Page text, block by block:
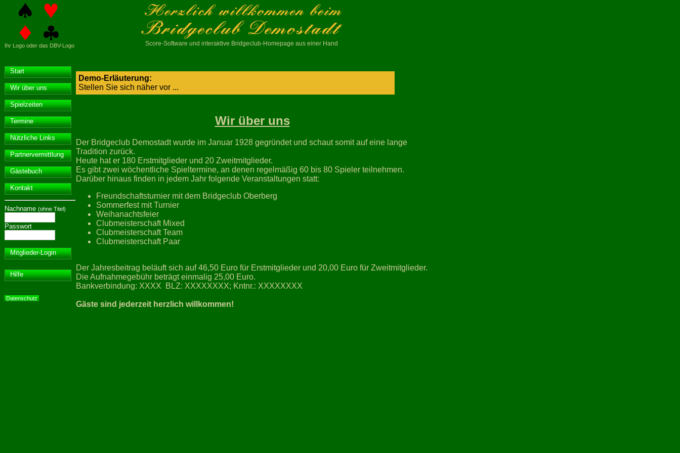
Ihr Logo oder das DBV-Logo Score-Software und interaktive Bridgeclub-Homepage aus einer Hand
Start
Wir über uns
Spielzeiten
Termine
Nützliche Links
Partnervermittlung
Gästebuch
Kontakt
Nachname (ohne Titel)
Passwort
Mitglieder-Login
Hilfe
Datenschutz
Demo-Erläuterung:
Stellen Sie sich näher vor ...
Wir über uns
Der Bridgeclub Demostadt wurde im Januar 1928 gegründet und schaut somit auf eine lange
Tradition zurück.
Heute hat er 180 Erstmitglieder und 20 Zweitmitglieder.
Es gibt zwei wöchentliche Spieltermine, an denen regelmäßig 60 bis 80 Spieler teilnehmen.
Darüber hinaus finden in jedem Jahr folgende Veranstaltungen statt:
Freundschaftsturnier mit dem Bridgeclub Oberberg
Sommerfest mit Turnier
Weihanachtsfeier
Clubmeisterschaft Mixed
Clubmeisterschaft Team
Clubmeisterschaft Paar
Der Jahresbeitrag beläuft sich auf 46,50 Euro für Erstmitglieder und 20,00 Euro für Zweitmitglieder.
Die Aufnahmegebühr beträgt einmalig 25,00 Euro.
Bankverbindung: XXXX BLZ: XXXXXXXX; Kntnr.: XXXXXXXX
Gäste sind jederzeit herzlich willkommen!